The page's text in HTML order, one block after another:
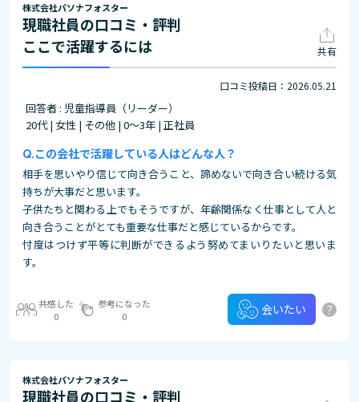
株式会社パソナフォスター
現職社員の口コミ・評判
ここで活躍するには
共有
口コミ投稿日：2026.05.21
回答者 : 児童指導員（リーダー）
20代 | 女性 | その他 | 0～3年 | 正社員
この会社で活躍している人はどんな人？
相手を思いやり信じて向き合うこと、諦めないで向き合い続ける気
持ちが大事だと思います。
子供たちと関わる上でもそうですが、年齢関係なく仕事として人と
向き合うことがとても重要な仕事だと感じているからです。
忖度はつけず平等に判断ができるよう努めてまいりたいと思いま
す。
共感した
0
参考になった
0
会いたい ?
株式会社パソナフォスター
現職社員の口コミ・評判